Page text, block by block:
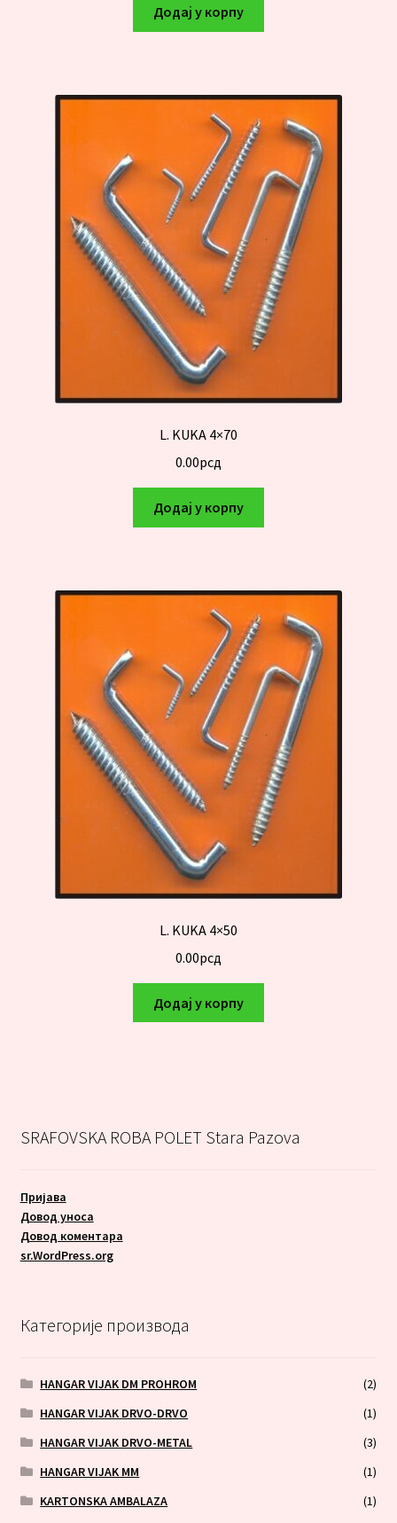
Додај у корпу
L. KUKA 4×70
0.00рсд
Додај у корпу
L. KUKA 4×50
0.00рсд
Додај у корпу
SRAFOVSKA ROBA POLET Stara Pazova
Пријава
Довод уноса
Довод коментара
sr.WordPress.org
Категорије производа
HANGAR VIJAK DM PROHROM
(2)
HANGAR VIJAK DRVO-DRVO
(1)
HANGAR VIJAK DRVO-METAL
(3)
HANGAR VIJAK MM
(1)
KARTONSKA AMBALAZA
(1)